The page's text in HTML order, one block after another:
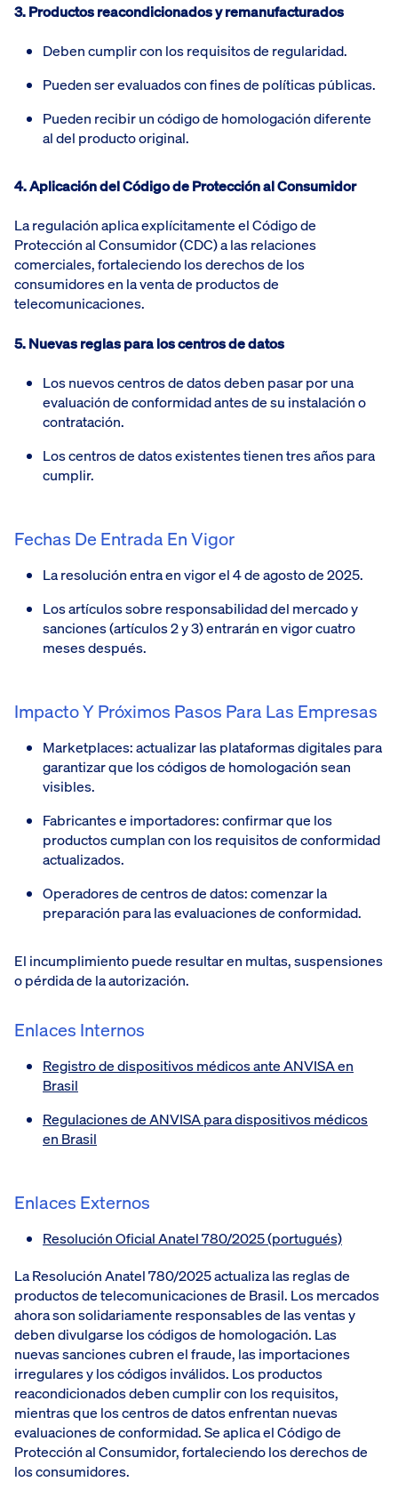
3. Productos reacondicionados y remanufacturados
Deben cumplir con los requisitos de regularidad.
Pueden ser evaluados con fines de políticas públicas.
Pueden recibir un código de homologación diferente
al del producto original.
4. Aplicación del Código de Protección al Consumidor
La regulación aplica explícitamente el Código de
Protección al Consumidor (CDC) a las relaciones
comerciales, fortaleciendo los derechos de los
consumidores en la venta de productos de
telecomunicaciones.
5. Nuevas reglas para los centros de datos
Los nuevos centros de datos deben pasar por una
evaluación de conformidad antes de su instalación o
contratación.
Los centros de datos existentes tienen tres años para
cumplir.
Fechas De Entrada En Vigor
La resolución entra en vigor el 4 de agosto de 2025.
Los artículos sobre responsabilidad del mercado y
sanciones (artículos 2 y 3) entrarán en vigor cuatro
meses después.
Impacto Y Próximos Pasos Para Las Empresas
Marketplaces: actualizar las plataformas digitales para
garantizar que los códigos de homologación sean
visibles.
Fabricantes e importadores: confirmar que los
productos cumplan con los requisitos de conformidad
actualizados.
Operadores de centros de datos: comenzar la
preparación para las evaluaciones de conformidad.
El incumplimiento puede resultar en multas, suspensiones
o pérdida de la autorización.
Enlaces Internos
Registro de dispositivos médicos ante ANVISA en
Brasil
Regulaciones de ANVISA para dispositivos médicos
en Brasil
Enlaces Externos
Resolución Oficial Anatel 780/2025 (portugués)
La Resolución Anatel 780/2025 actualiza las reglas de
productos de telecomunicaciones de Brasil. Los mercados
ahora son solidariamente responsables de las ventas y
deben divulgarse los códigos de homologación. Las
nuevas sanciones cubren el fraude, las importaciones
irregulares y los códigos inválidos. Los productos
reacondicionados deben cumplir con los requisitos,
mientras que los centros de datos enfrentan nuevas
evaluaciones de conformidad. Se aplica el Código de
Protección al Consumidor, fortaleciendo los derechos de
los consumidores.